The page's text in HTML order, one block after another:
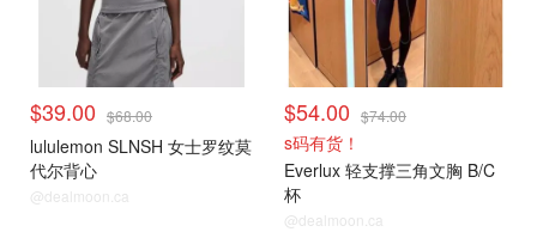
$39.00 $68.00
lululemon SLNSH 女士罗纹莫
代尔背心
@dealmoon.ca
$54.00 $74.00
s码有货！
Everlux 轻支撑三角文胸 B/C
杯
@dealmoon.ca